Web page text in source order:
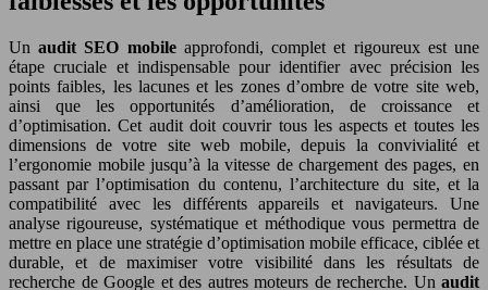
Unaudit SEO mobile approfondi, complet et rigoureux est une
étape cruciale et indispensable pour identifier avec précision les
points faibles, les lacunes et les zones d’ombre de votre site web,
ainsi que les opportunités d’amélioration, de croissance et
d’optimisation. Cet audit doit couvrir tous les aspects et toutes les
dimensions de votre site web mobile, depuis la convivialité et
l’ergonomie mobile jusqu’à la vitesse de chargement des pages, en
passant par l’optimisation du contenu, l’architecture du site, et la
compatibilité avec les différents appareils et navigateurs. Une
analyse rigoureuse, systématique et méthodique vous permettra de
mettre en place une stratégie d’optimisation mobile efficace, ciblée et
durable, et de maximiser votre visibilité dans les résultats de
recherche de Google et des autres moteurs de recherche. Un audit